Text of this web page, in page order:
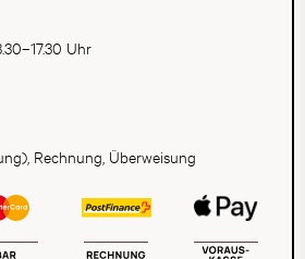
Uhr
Rechnung, Überweisung